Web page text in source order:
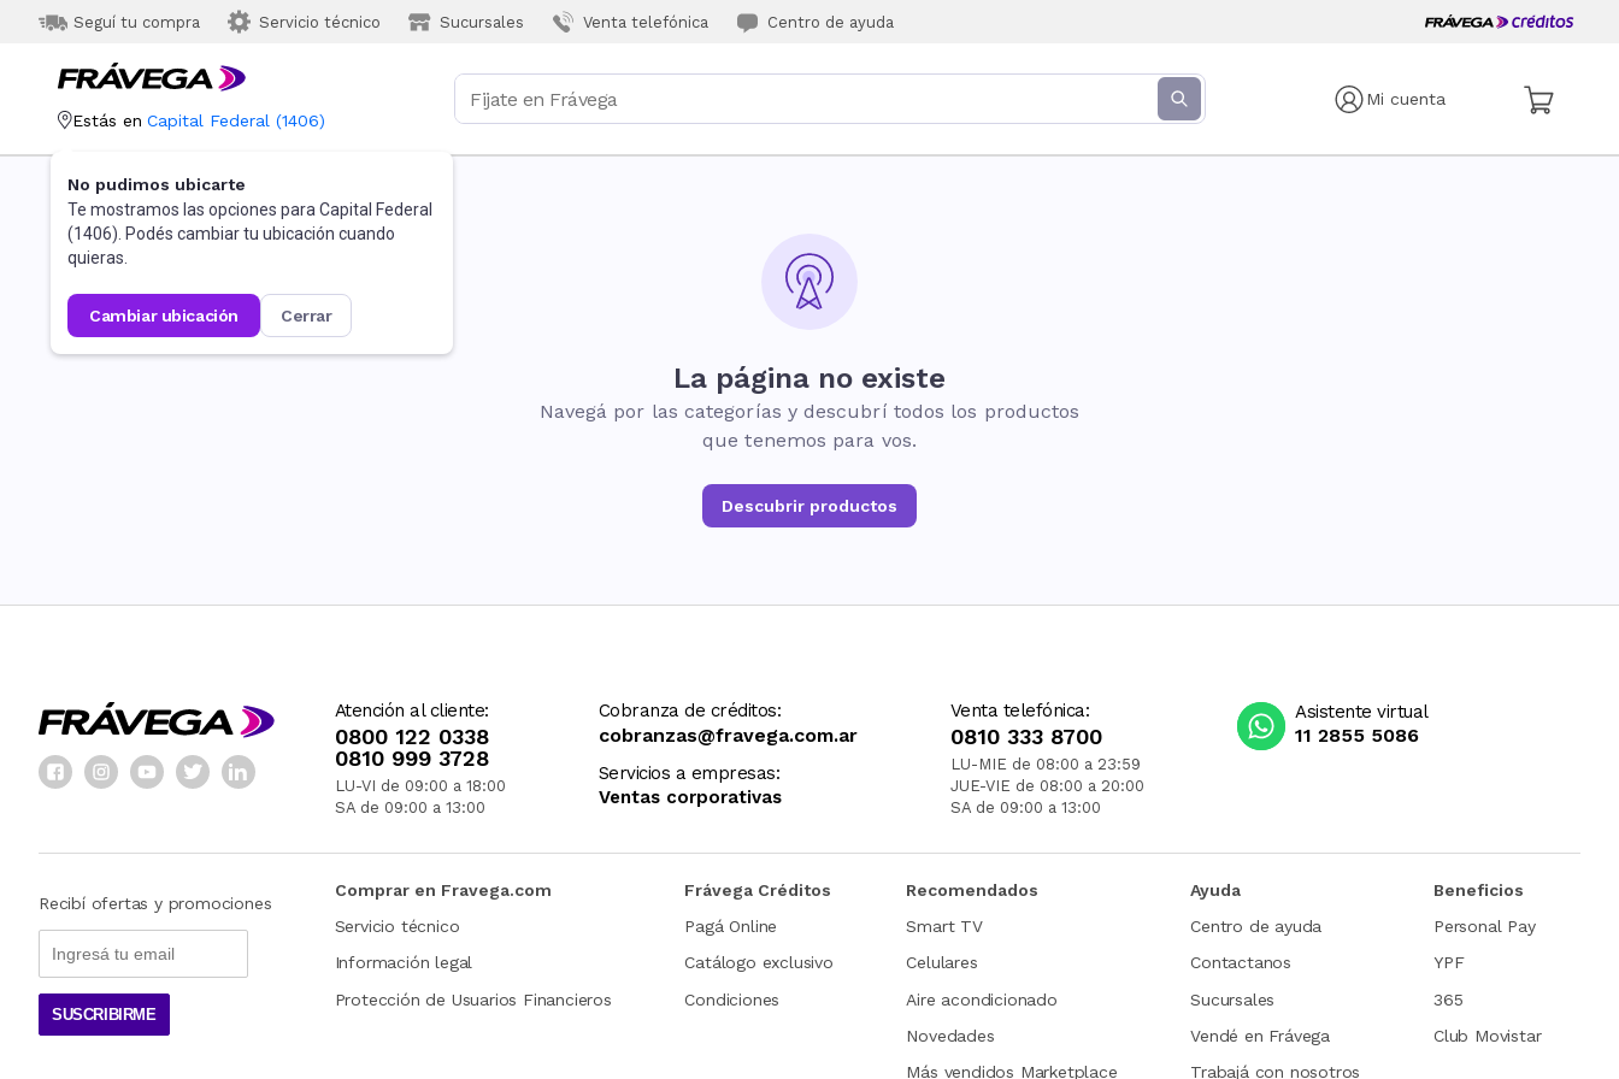
Seguí tu compra Servicio técnico Sucursales Venta telefónica Centro de ayuda
Mi cuenta
Estás en Capital Federal (1406)
No pudimos ubicarte
Te mostramos las opciones para Capital Federal
(1406). Podés cambiar tu ubicación cuando
quieras.
cambiar ubicación cerrar
La página no existe
Navegá por las categorías y descubrí todos los productos
que tenemos para vos.
Descubrir productos
Atención al cliente:
0800 122 0338
0810 999 3728
LU-VI de 09:00 a 18:00
SA de 09:00 a 13:00
Cobranza de créditos:
cobranzas@fravega.com.ar
Servicios a empresas:
Ventas corporativas
Venta telefónica:
0810 333 8700
LU-MIE de 08:00 a 23:59
JUE-VIE de 08:00 a 20:00
SA de 09:00 a 13:00
Asistente virtual
11 2855 5086
Recibí ofertas y promociones
SUSCRIBIRME
Comprar en Fravega.com
Servicio técnico
Información legal
Protección de Usuarios Financieros
Frávega Créditos
Pagá Online
Catálogo exclusivo
Condiciones
Recomendados
Smart TV
Celulares
Aire acondicionado
Novedades
Más vendidos Marketplace
Ayuda
Centro de ayuda
Contactanos
Sucursales
Vendé en Frávega
Trabajá con nosotros
Beneficios
Personal Pay
YPF
365
Club Movistar